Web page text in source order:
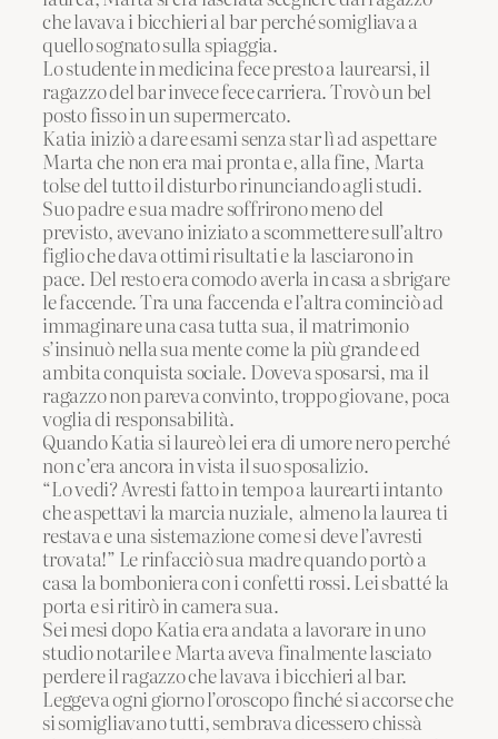
che lavava i bicchieri al bar perché somigliava a
quello sognato sulla spiaggia.
Lo studente in medicina fece presto a laurearsi, il
ragazzo del bar invece fece carriera. Trovò un bel
posto fisso in un supermercato.
Katia iniziò a dare esami senza star lì ad aspettare
Marta che non era mai pronta e, alla fine, Marta
tolse del tutto il disturbo rinunciando agli studi.
Suo padre e sua madre soffrirono meno del
previsto, avevano iniziato a scommettere sull’altro
figlio che dava ottimi risultati e la lasciarono in
pace. Del resto era comodo averla in casa a sbrigare
le faccende. Tra una faccenda e l’altra cominciò ad
immaginare una casa tutta sua, il matrimonio
s’insinuò nella sua mente come la più grande ed
ambita conquista sociale. Doveva sposarsi, ma il
ragazzo non pareva convinto, troppo giovane, poca
voglia di responsabilità.
Quando Katia si laureò lei era di umore nero perché
non c’era ancora in vista il suo sposalizio.
“Lo vedi? Avresti fatto in tempo a laurearti intanto
che aspettavi la marcia nuziale, almeno la laurea ti
restava e una sistemazione come si deve l’avresti
trovata!” Le rinfacciò sua madre quando portò a
casa la bomboniera con i confetti rossi. Lei sbatté la
porta e si ritirò in camera sua.
Sei mesi dopo Katia era andata a lavorare in uno
studio notarile e Marta aveva finalmente lasciato
perdere il ragazzo che lavava i bicchieri al bar.
Leggeva ogni giorno l’oroscopo finché si accorse che
si somigliavano tutti, sembrava dicessero chissà